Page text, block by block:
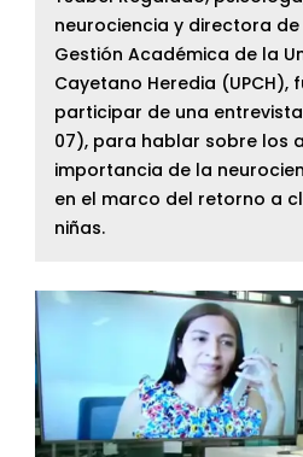
neurociencia y directora
Gestión Académica de la
Cayetano Heredia (UPCH),
participar de una
07), para hablar sobre los
importancia de la
en el marco del retorno a
niñas.